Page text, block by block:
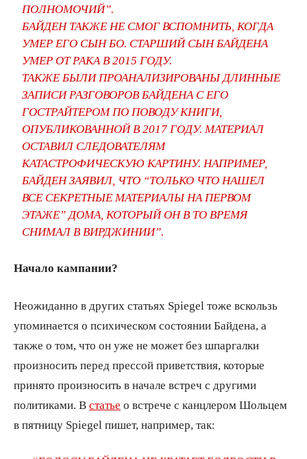
ПОЛНОМОЧИЙ”.
БАЙДЕН ТАКЖЕ НЕ СМОГ ВСПОМНИТЬ, КОГДА
УМЕР ЕГО СЫН БО. СТАРШИЙ СЫН БАЙДЕНА
УМЕР ОТ РАКА В 2015 ГОДУ.
ТАКЖЕ БЫЛИ ПРОАНАЛИЗИРОВАНЫ ДЛИННЫЕ
ЗАПИСИ РАЗГОВОРОВ БАЙДЕНА С ЕГО
ГОСТРАЙТЕРОМ ПО ПОВОДУ КНИГИ,
ОПУБЛИКОВАННОЙ В 2017 ГОДУ. МАТЕРИАЛ
ОСТАВИЛ СЛЕДОВАТЕЛЯМ
КАТАСТРОФИЧЕСКУЮ КАРТИНУ. НАПРИМЕР,
БАЙДЕН ЗАЯВИЛ, ЧТО “ТОЛЬКО ЧТО НАШЕЛ
ВСЕ СЕКРЕТНЫЕ МАТЕРИАЛЫ НА ПЕРВОМ
ЭТАЖЕ” ДОМА, КОТОРЫЙ ОН В ТО ВРЕМЯ
СНИМАЛ В ВИРДЖИНИИ”.
Начало кампании?
Неожиданно в других статьях Spiegel тоже вскользь
упоминается о психическом состоянии Байдена, а
также о том, что он уже не может без шпаргалки
произносить перед прессой приветствия, которые
принято произносить в начале встреч с другими
политиками. В статье о встрече с канцлером Шольцем
в пятницу Spiegel пишет, например, так: